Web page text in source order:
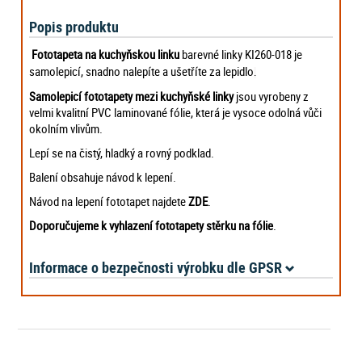
Popis produktu
Fototapeta na kuchyňskou linku barevné linky KI260-018 je
samolepicí, snadno nalepíte a ušetříte za lepidlo
Samolepicí fototapetymezi kuchyňské linkyjsou vyrobeny z
velmi kvalitní PVC laminované fólie, která je vysoce odolná vůči
okolním vlivům.
Lepí se na čistý, hladký a rovný podklad.
Balení obsahuje návod k lepení.
Návod na lepení fototapet najdeteZDE.
Doporučujeme k vyhlazení fototapety stěrku na fólie
Informace o bezpečnosti výrobku dle GPSR